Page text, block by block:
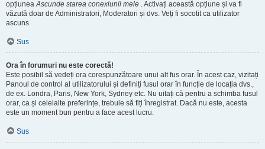
opțiuneaAscunde starea conexiunii mele . Activați această opțiune și va fi
văzută doar de Administratori, Moderatori și dvs. Veți fi socotit ca utilizator
ascuns.
Sus
Ora în forumuri nu este corectă!
Este posibil să vedeți ora corespunzătoare unui alt fus orar. În acest caz, vizitați
Panoul de control al utilizatorului și definiți fusul orar în funcție de locația dvs.,
de ex. Londra, Paris, New York, Sydney etc. Nu uitați că pentru a schimba fusul
orar, ca și celelalte preferințe, trebuie să fiți înregistrat. Dacă nu este, acesta
este un moment bun pentru a face acest lucru.
Sus